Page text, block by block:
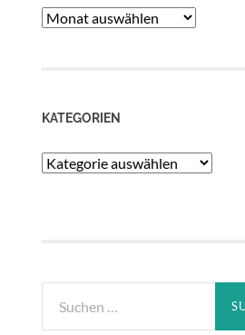
Damals
KATEGORIEN
Kategorien
nach: